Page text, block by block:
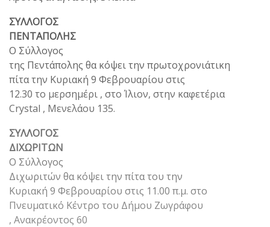
ΣΥΛΛΟΓΟΣ
ΠΕΝΤΑΠΟΛΗΣ
Ο Σύλλογος
της Πεντάπολης θα κόψει την πρωτοχρονιάτικη
πίτα την Κυριακή 9 Φεβρουαρίου στις
12.30 το μερσημέρι , στο Ίλιον, στην καφετέρια
Crystal , Μενελάου 135.
ΣΥΛΛΟΓΟΣ
ΔΙΧΩΡΙΤΩΝ
Ο Σύλλογος
Διχωριτών θα κόψει την πίτα του την
Κυριακή 9 Φεβρουαρίου στις 11.00 π.μ. στο
Πνευματικό Κέντρο του Δήμου Ζωγράφου
, Ανακρέοντος 60